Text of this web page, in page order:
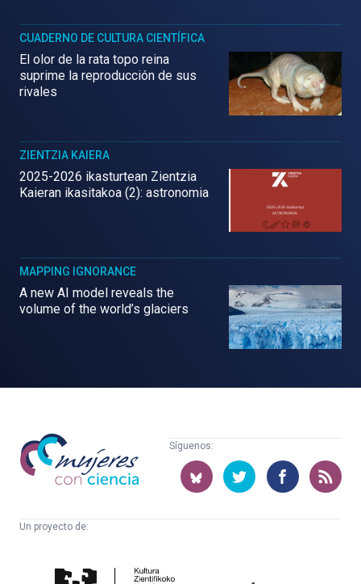
CUADERNO DE CULTURA CIENTÍFICA
El olor de la rata topo reina
suprime la reproducción de sus
rivales
ZIENTZIA KAIERA
2025-2026 ikasturtean Zientzia
Kaieran ikasitakoa (2): astronomia
MAPPING IGNORANCE
A new AI model reveals the
volume of the world’s glaciers
Mujeres
con
ciencia
Síguenos:
Un proyecto de: